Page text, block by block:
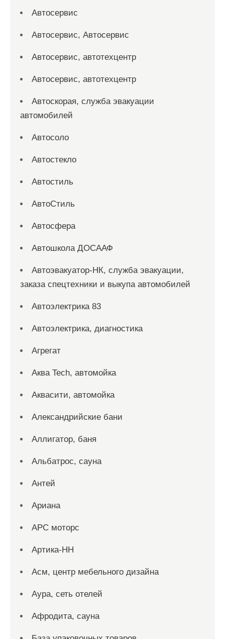
Автосервис
Автосервис, Автосервис
Автосервис, автотехцентр
Автосервис, автотехцентр
Автоскорая, служба эвакуации
автомобилей
Автосоло
Автостекло
Автостиль
АвтоСтиль
Автосфера
Автошкола ДОСААФ
Автоэвакуатор-НК, служба эвакуации,
заказа спецтехники и выкупа автомобилей
Автоэлектрика 83
Автоэлектрика, диагностика
Агрегат
Аква Tech, автомойка
Аквасити, автомойка
Александрийские бани
Аллигатор, баня
Альбатрос, сауна
Антей
Ариана
АРС моторс
Артика-НН
Асм, центр мебельного дизайна
Аура, сеть отелей
Афродита, сауна